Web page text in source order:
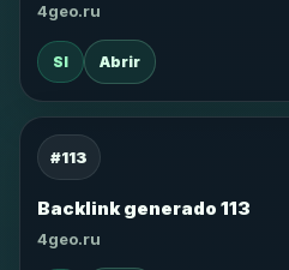
4geo.ru
SI Abrir
#113
Backlink generado 113
4geo.ru